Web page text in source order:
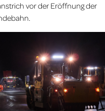
vor der Eröffnung der